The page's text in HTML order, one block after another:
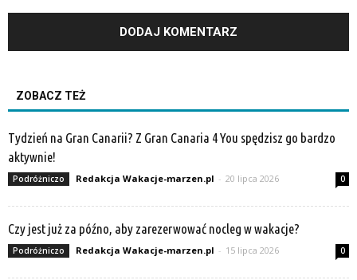
ZOBACZ TEŻ
Tydzień na Gran Canarii? Z Gran Canaria 4 You spędzisz go bardzo
aktywnie!
Podróżniczo Redakcja Wakacje-marzen.pl - 20 lipca 2026 0
Czy jest już za późno, aby zarezerwować nocleg w wakacje?
Podróżniczo Redakcja Wakacje-marzen.pl - 15 lipca 2026 0